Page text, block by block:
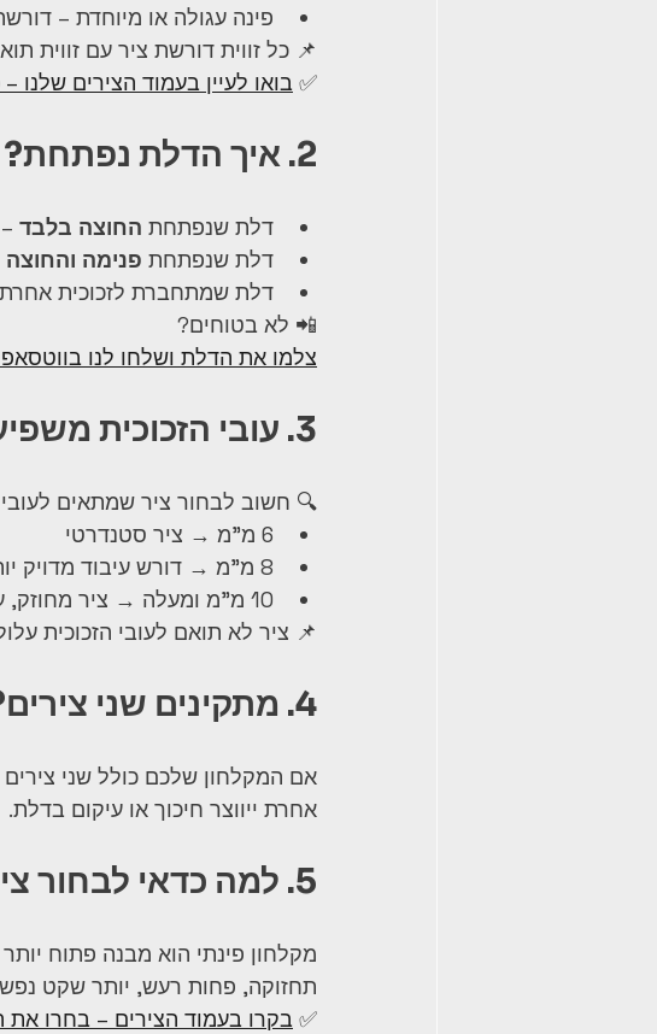
פינה עגולה או מיוחדת –
📌 כל זווית דורשת ציר עם זווית
✅ בואו לעיין בעמוד הצירים שלנו
2. איך הדלת נפתחת?
דלת שנפתחת החוצה בלבד
דלת שנפתחת פנימה והחוצה
דלת שמתחברת לזכוכית אחרת
📲 לא בטוחים?
צלמו את הדלת ושלחו לנו בווטסאפ
3. עובי הזכוכית משפיע על הציר
🔍 חשוב לבחור ציר שמתאים
6 מ"מ → ציר סטנדרטי
8 מ"מ → דורש עיבוד מדויק יותר
10 מ"מ ומעלה → ציר מחוזק, עדיף נירוסטה 304
📌 ציר לא תואם לעובי הזכוכית
4. מתקינים שני צירים? חשוב שיהיו מאותו סוג
אם המקלחון שלכם כולל שני
אחרת ייווצר חיכוך או עיקום בדלת.
5. למה כדאי לבחור ציר איכותי?
מקלחון פינתי הוא מבנה פתוח
תחזוקה, פחות רעש, יותר שקט
✅ בקרו בעמוד הצירים – בחרו